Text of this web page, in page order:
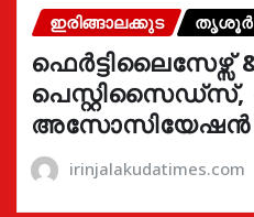
ഇരിങ്ങാലക്കുട തൃശൂർ
ഫെർട്ടിലൈസേഴ്സ്
പെസ്റ്റിസൈഡ്സ്,
irinjalakudatimes.com